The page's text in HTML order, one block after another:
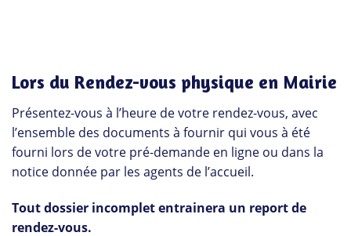
Lors du Rendez-vous physique en Mairie
Présentez-vous à l’heure de votre rendez-vous, avec
l’ensemble des documents à fournir qui vous à été
fourni lors de votre pré-demande en ligne ou dans la
notice donnée par les agents de l’accueil.
Tout dossier incomplet entrainera un report de
rendez-vous.